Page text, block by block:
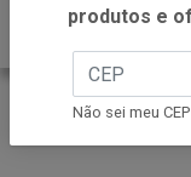
INÍCIO
SIMAS
produtos e
Não sei meu CEP